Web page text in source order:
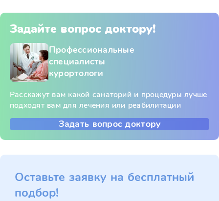
Задайте вопрос доктору!
Профессиональные
специалисты
курортологи
Расскажут вам какой санаторий и процедуры лучше
подходят вам для лечения или реабилитации
Задать вопрос доктору
Оставьте заявку на бесплатный
подбор!